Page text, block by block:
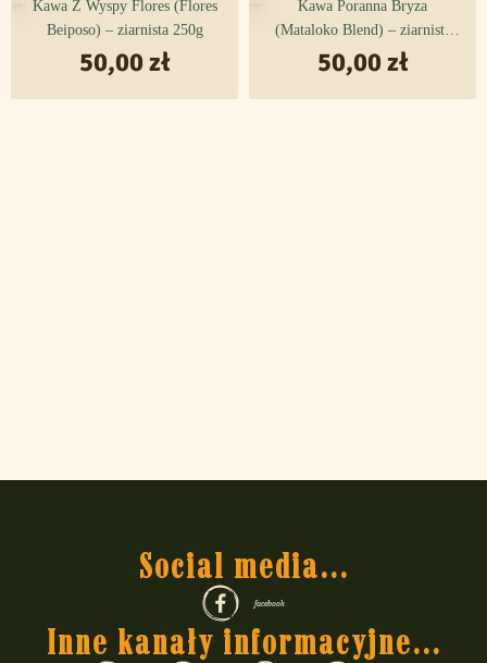
Pochodzenie:
Odmiana:
Obróbka: fully washed
rodzinnej palarni Podkawa!
Rarytas wśród kaw – kawa z Indonezji,by zapoznać się z
historią tej niezwykłej palarni!
Kawa Z Wyspy Flores (Flores
Beiposo) – ziarnista 250g
50,00 zł
Kawa Poranna Bryza
(Mataloko Blend) – ziarnista
250g
50,00 zł
Social media...
facebook
Inne kanały informacyjne...